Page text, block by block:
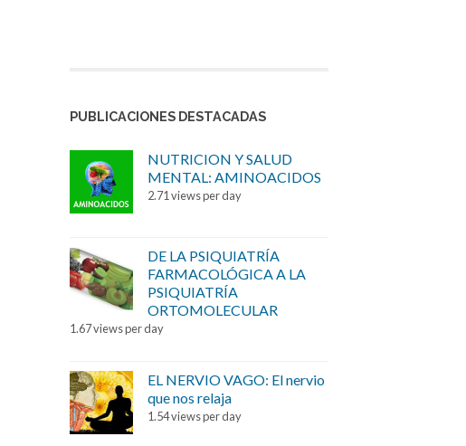
PUBLICACIONES DESTACADAS
NUTRICION Y SALUD
MENTAL: AMINOACIDOS
2.71 views per day
DE LA PSIQUIATRÍA
FARMACOLÓGICA A LA
PSIQUIATRÍA
ORTOMOLECULAR
1.67 views per day
EL NERVIO VAGO: El nervio
que nos relaja
1.54 views per day